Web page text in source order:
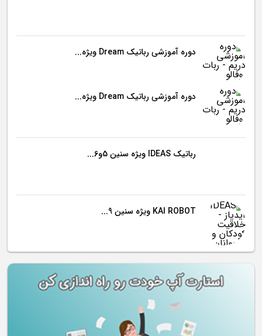
دوره آموزشی رباتیک Dream ویژه...
دوره آموزشی رباتیک Dream ویژه...
رباتیک IDEAS ویژه سنین 5و6...
KAI ROBOT ویژه سنین 9...